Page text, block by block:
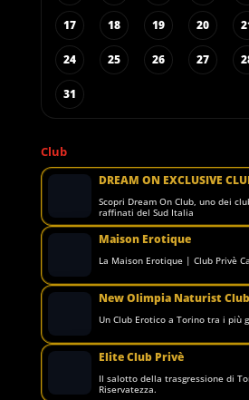
17 18 19 20
24 25 26 27
31
Club
DREAM ON EXCLUSIVE
Scopri Dream On Club, uno dei
raffinati del Sud Italia
Maison Erotique
La Maison Erotique | Club Privè
New Olimpia Naturist Club
Un Club Erotico a Torino tra i più
Elite Club Privè
Il salotto della trasgressione di
Riservatezza.